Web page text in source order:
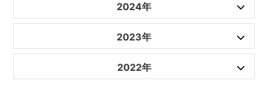
2024年
2023年
2022年